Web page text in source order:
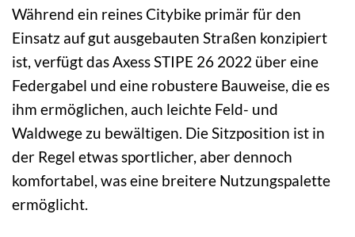
Während ein reines Citybike primär für den
Einsatz auf gut ausgebauten Straßen konzipiert
ist, verfügt das Axess STIPE 26 2022 über eine
Federgabel und eine robustere Bauweise, die es
ihm ermöglichen, auch leichte Feld- und
Waldwege zu bewältigen. Die Sitzposition ist in
der Regel etwas sportlicher, aber dennoch
komfortabel, was eine breitere Nutzungspalette
ermöglicht.